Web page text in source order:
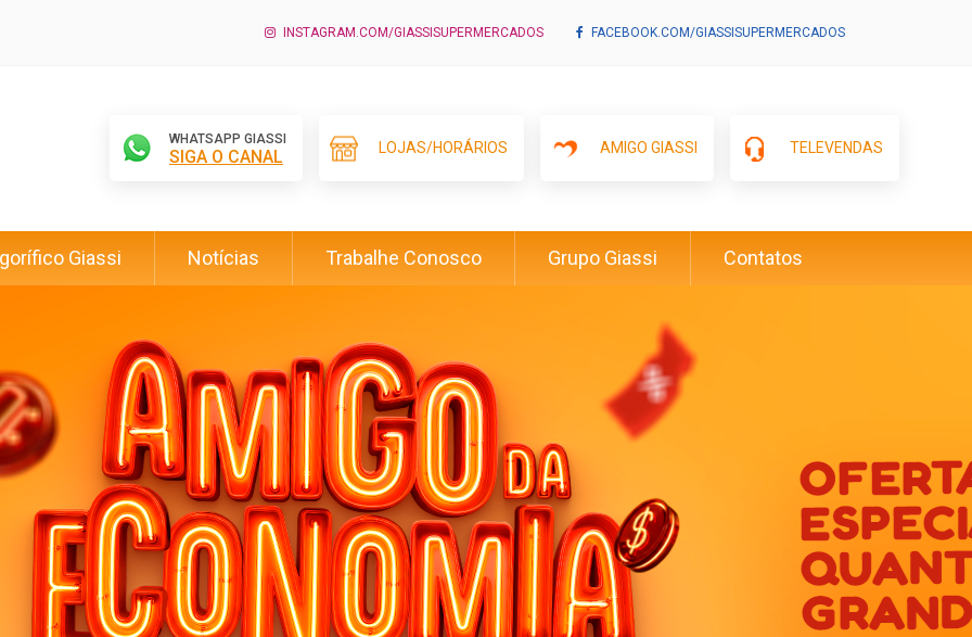
INSTAGRAM.COM/GIASSISUPERMERCADOS FACEBOOK.COM/GIASSISUPERMERCADOS
WHATSAPP GIASSI
SIGA O CANAL LOJAS/HORÁRIOS AMIGO GIASSI TELEVENDAS
Giassi Notícias Trabalhe Conosco Grupo Giassi Contatos